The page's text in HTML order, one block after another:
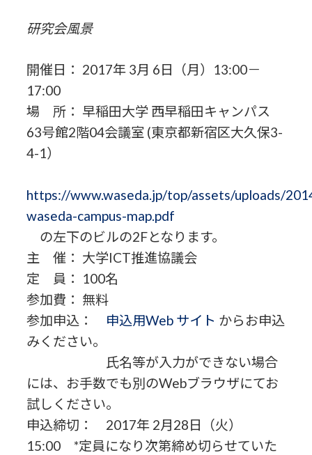
研究会風景
開催日： 2017年 3月 6日（月）13:00－
17:00
場 所： 早稲田大学 西早稲田キャンパス
63号館2階04会議室 (東京都新宿区大久保3-
4-1）
https://www.waseda.jp/top/assets/uploads/
waseda-campus-map.pdf
の左下のビルの2Fとなります。
主 催： 大学ICT推進協議会
定 員： 100名
参加費： 無料
参加申込： 申込用Web サイト からお申込
みください。
氏名等が入力ができない場合
には、お手数でも別のWebブラウザにてお
試しください。
申込締切： 2017年 2月28日（火）
15:00 *定員になり次第締め切らせていた